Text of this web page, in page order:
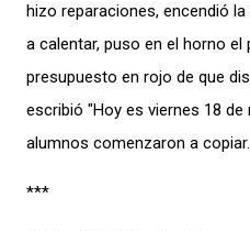
hizo reparaciones, encendió
a calentar, puso en el horno el
presupuesto en rojo de que
escribió "Hoy es viernes 18 de
alumnos comenzaron a copiar.
***